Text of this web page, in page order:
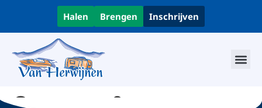
Inschrijven
Brengen
Halen